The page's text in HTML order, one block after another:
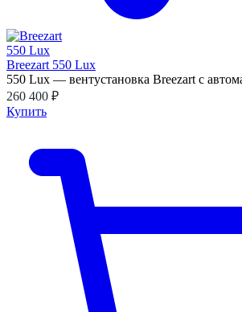
Breezart 550 Lux
550 Lux — вентустановка Breezart с
260 400 ₽
Купить